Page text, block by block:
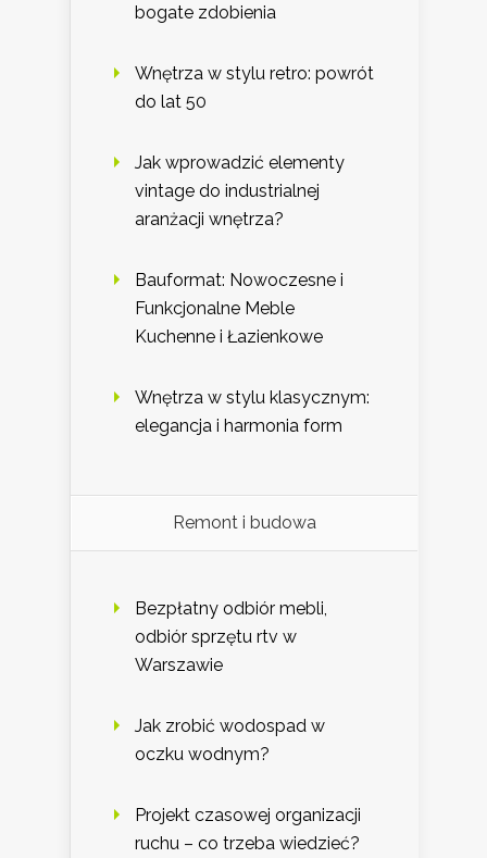
bogate zdobienia
Wnętrza w stylu retro: powrót
do lat 50
Jak wprowadzić elementy
vintage do industrialnej
aranżacji wnętrza?
Bauformat: Nowoczesne i
Funkcjonalne Meble
Kuchenne i Łazienkowe
Wnętrza w stylu klasycznym:
elegancja i harmonia form
Remont i budowa
Bezpłatny odbiór mebli,
odbiór sprzętu rtv w
Warszawie
Jak zrobić wodospad w
oczku wodnym?
Projekt czasowej organizacji
ruchu – co trzeba wiedzieć?